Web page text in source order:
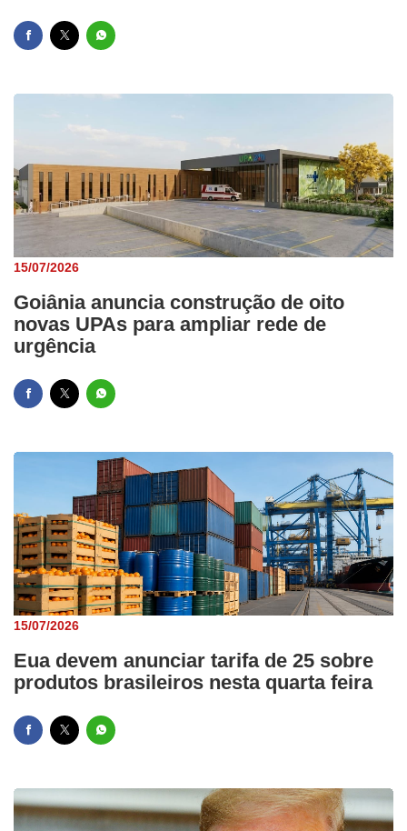
15/07/2026
Goiânia anuncia construção de oito
novas UPAs para ampliar rede de
urgência
15/07/2026
Eua devem anunciar tarifa de 25 sobre
produtos brasileiros nesta quarta feira